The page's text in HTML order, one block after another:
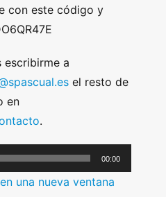
con este código y
escribirme a
el resto de
en
.
00:00
una nueva ventana